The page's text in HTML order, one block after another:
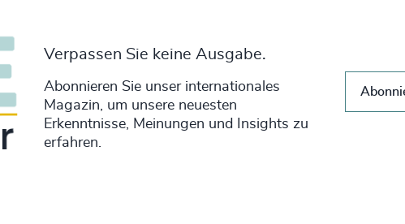
Verpassen Sie keine Ausgabe.
Abonnieren Sie unser internationales
Magazin, um unsere neuesten
Erkenntnisse, Meinungen und Insights zu
erfahren.